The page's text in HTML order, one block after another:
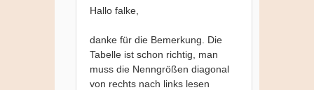
Hallo falke,
danke für die Bemerkung. Die
Tabelle ist schon richtig, man
muss die Nenngrößen diagonal
von rechts nach links lesen